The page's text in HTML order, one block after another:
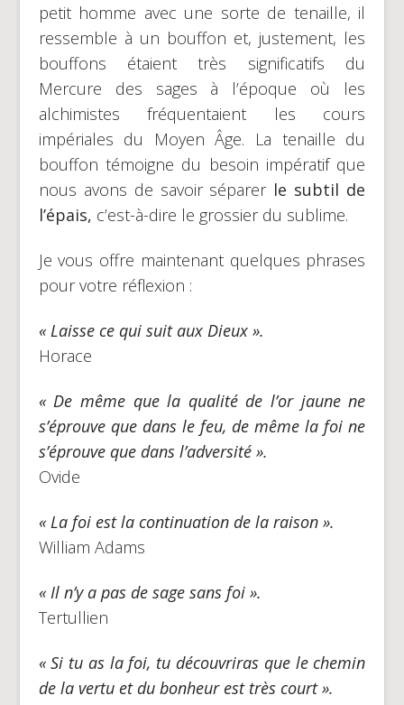
petit homme avec une sorte de tenaille, il
ressemble à un bouffon et, justement, les
bouffons étaient très significatifs du
Mercure des sages à l’époque où les
alchimistes fréquentaient les cours
impériales du Moyen Âge. La tenaille du
bouffon témoigne du besoin impératif que
nous avons de savoir séparer le subtil de
l’épais, c’est-à-dire le grossier du sublime.
Je vous offre maintenant quelques phrases
pour votre réflexion :
« Laisse ce qui suit aux Dieux ».
Horace
« De même que la qualité de l’or jaune ne
s’éprouve que dans le feu, de même la foi ne
s’éprouve que dans l’adversité ».
Ovide
« La foi est la continuation de la raison ».
William Adams
« Il n’y a pas de sage sans foi ».
Tertullien
« Si tu as la foi, tu découvriras que le chemin
de la vertu et du bonheur est très court ».